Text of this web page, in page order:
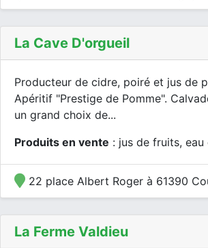
La Cave D'orgueil
Producteur de cidre, poiré et jus de
Apéritif "Prestige de Pomme".
un grand choix de...
Produits en vente : jus de fruits,
22 place Albert Roger à 61390
La Ferme Valdieu